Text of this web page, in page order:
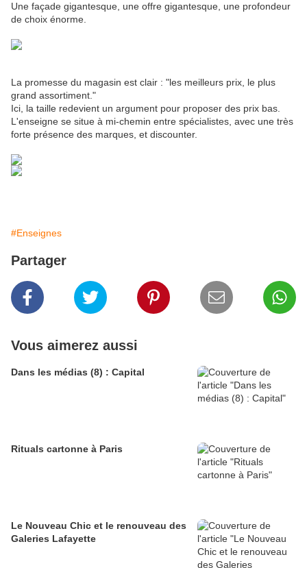
Une façade gigantesque, une offre gigantesque, une profondeur
de choix énorme.
La promesse du magasin est clair : "les meilleurs prix, le plus
grand assortiment."
Ici, la taille redevient un argument pour proposer des prix bas.
L'enseigne se situe à mi-chemin entre spécialistes, avec une très
forte présence des marques, et discounter.
#Enseignes
Partager
Vous aimerez aussi
Dans les médias (8) : Capital
Rituals cartonne à Paris
Le Nouveau Chic et le renouveau des
Galeries Lafayette